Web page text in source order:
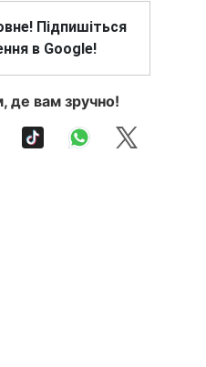
Підпишіться
в Google!
де вам зручно!